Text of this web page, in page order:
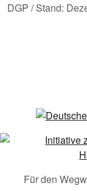
DGP / Stand:
Für den